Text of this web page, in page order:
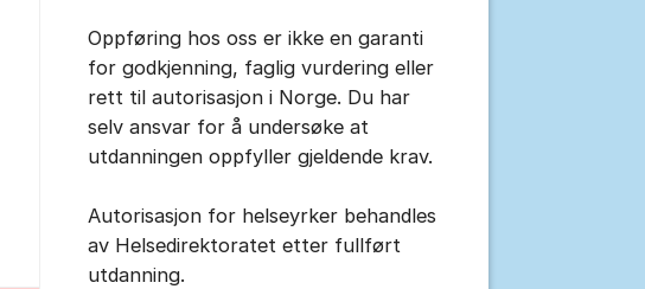
Oppføring hos oss er ikke en garanti
for godkjenning, faglig vurdering eller
rett til autorisasjon i Norge. Du har
selv ansvar for å undersøke at
utdanningen oppfyller gjeldende krav.
Autorisasjon for helseyrker behandles
av Helsedirektoratet etter fullført
utdanning.